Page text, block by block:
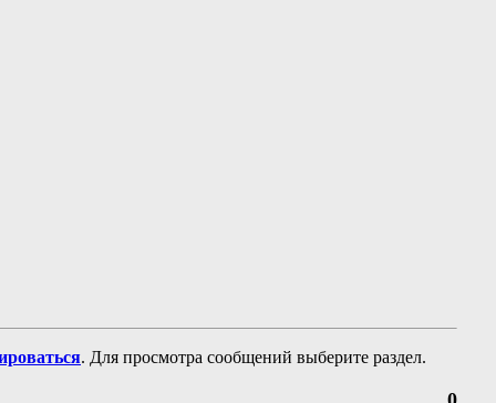
. Для просмотра сообщений выберите раздел.